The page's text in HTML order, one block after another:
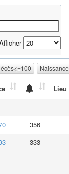
Lieu
356
333